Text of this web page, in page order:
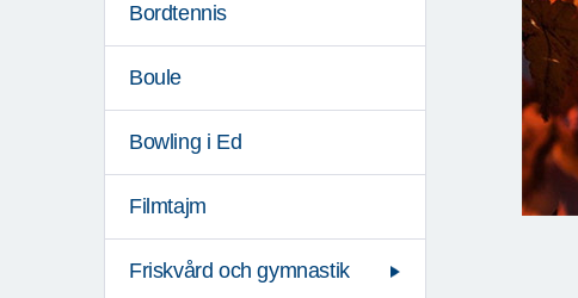
Bordtennis
Boule
Bowling i Ed
Filmtajm
Friskvård och gymnastik